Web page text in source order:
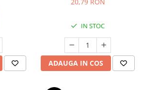
IN STOC
ADAUGA IN COS